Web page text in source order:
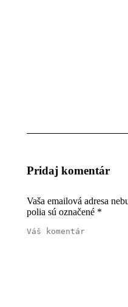
Pridaj komentár
Vaša emailová adresa
polia sú označené *
Váš komentár